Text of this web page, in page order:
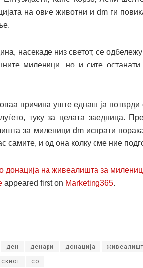
на овие животни и dm ги
насекаде низ светот, се
миленици, но и сите
причина уште еднаш ја потврди
туку за целата заедница.
за миленици dm испрати
самите, и од она колку сме ние
донација на живеалишта за
appeared first on Marketing365.
ден денари донација
со